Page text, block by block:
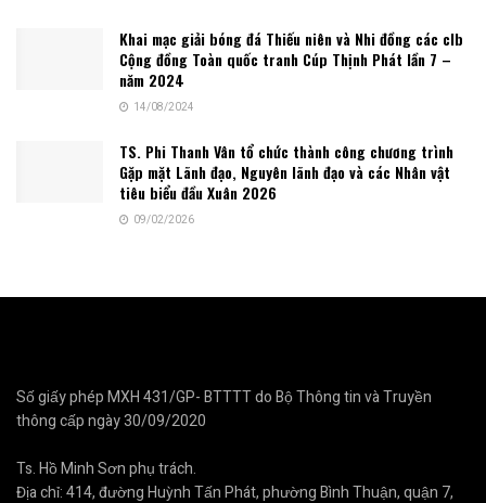
Khai mạc giải bóng đá Thiếu niên và Nhi đồng các clb
Cộng đồng Toàn quốc tranh Cúp Thịnh Phát lần 7 –
năm 2024
14/08/2024
TS. Phi Thanh Vân tổ chức thành công chương trình
Gặp mặt Lãnh đạo, Nguyên lãnh đạo và các Nhân vật
tiêu biểu đầu Xuân 2026
09/02/2026
Số giấy phép MXH 431/GP- BTTTT do Bộ Thông tin và Truyền
thông cấp ngày 30/09/2020
Ts. Hồ Minh Sơn phụ trách.
Địa chỉ: 414, đường Huỳnh Tấn Phát, phường Bình Thuận, quận 7,